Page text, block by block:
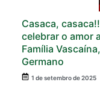
Casaca,
celebrar o amor
Família
Germano
1 de setembro de 2025